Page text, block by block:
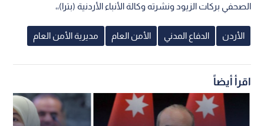
الصحفي بركات الزيود ونشرته وكالة الأنباء الأردنية (بترا)،،
الأردن الدفاع المدني الأمن العام مديرية الأمن العام
اقرأ أيضاً